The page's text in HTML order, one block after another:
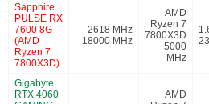
Sapphire
PULSE RX
7600 8G
(AMD
Ryzen 7
7800X3D)
2618 MHz
18000 MHz
AMD
Ryzen 7
7800X3D
5000
MHz
Gigabyte
RTX 4060
AMD